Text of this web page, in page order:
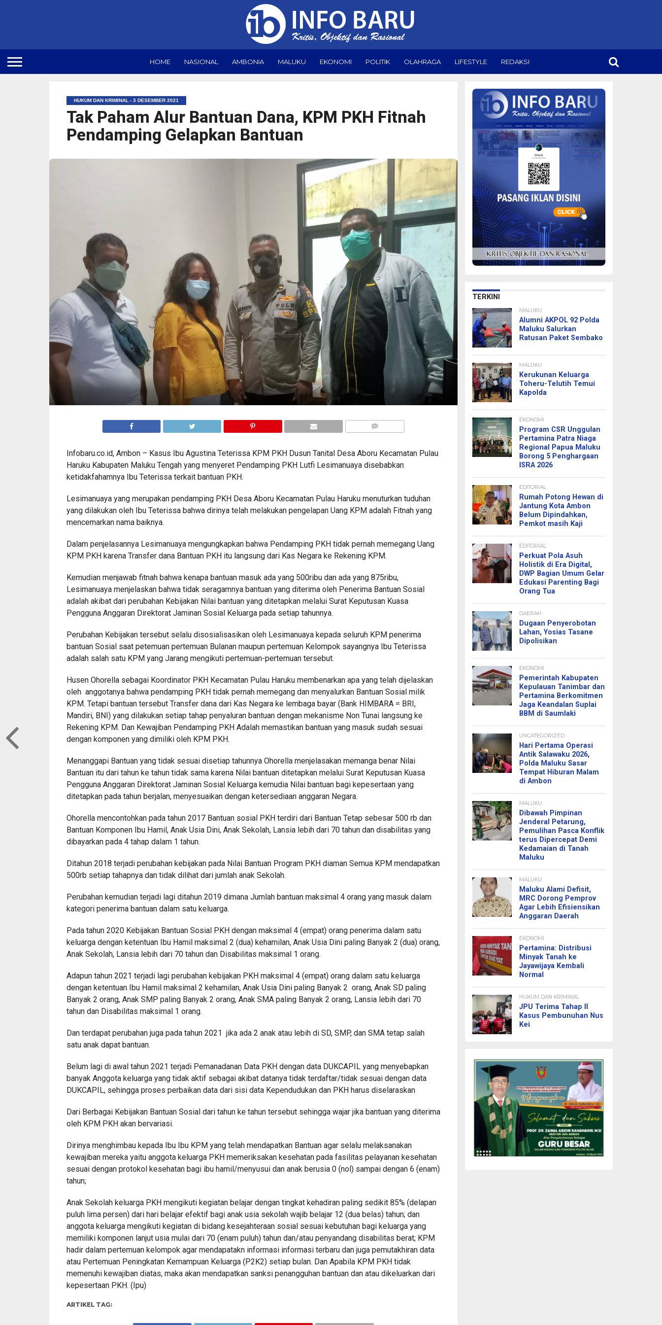
HOME NASIONAL AMBONIA MALUKU EKONOMI POLITIK OLAHRAGA LIFESTYLE REDAKSI
HUKUM DAN KRIMINAL - 3 DESEMBER 2021
Tak Paham Alur Bantuan Dana, KPM PKH Fitnah
Pendamping Gelapkan Bantuan
Infobaru.co.id, Ambon – Kasus Ibu Agustina Teterissa KPM PKH Dusun Tanital Desa Aboru Kecamatan Pulau
Haruku Kabupaten Maluku Tengah yang menyeret Pendamping PKH Lutfi Lesimanuaya disebabkan
ketidakfahamnya Ibu Teterissa terkait bantuan PKH.
Lesimanuaya yang merupakan pendamping PKH Desa Aboru Kecamatan Pulau Haruku menuturkan tuduhan
yang dilakukan oleh Ibu Teterissa bahwa dirinya telah melakukan pengelapan Uang KPM adalah Fitnah yang
mencemarkan nama baiknya.
Dalam penjelasannya Lesimanuaya mengungkapkan bahwa Pendamping PKH tidak pernah memegang Uang
KPM PKH karena Transfer dana Bantuan PKH itu langsung dari Kas Negara ke Rekening KPM.
Kemudian menjawab fitnah bahwa kenapa bantuan masuk ada yang 500ribu dan ada yang 875ribu,
Lesimanuaya menjelaskan bahwa tidak seragamnya bantuan yang diterima oleh Penerima Bantuan Sosial
adalah akibat dari perubahan Kebijakan Nilai bantuan yang ditetapkan melalui Surat Keputusan Kuasa
Pengguna Anggaran Direktorat Jaminan Sosial Keluarga pada setiap tahunnya.
Perubahan Kebijakan tersebut selalu disosialisasikan oleh Lesimanuaya kepada seluruh KPM penerima
bantuan Sosial saat petemuan pertemuan Bulanan maupun pertemuan Kelompok sayangnya Ibu Teterissa
adalah salah satu KPM yang Jarang mengikuti pertemuan-pertemuan tersebut.
Husen Ohorella sebagai Koordinator PKH Kecamatan Pulau Haruku membenarkan apa yang telah dijelaskan
oleh anggotanya bahwa pendamping PKH tidak pernah memegang dan menyalurkan Bantuan Sosial milik
KPM. Tetapi bantuan tersebut Transfer dana dari Kas Negara ke lembaga bayar (Bank HIMBARA = BRI,
Mandiri, BNI) yang dilakukan setiap tahap penyaluran bantuan dengan mekanisme Non Tunai langsung ke
Rekening KPM. Dan Kewajiban Pendamping PKH Adalah memastikan bantuan yang masuk sudah sesuai
dengan komponen yang dimiliki oleh KPM PKH.
Menanggapi Bantuan yang tidak sesuai disetiap tahunnya Ohorella menjelasakan memanga benar Nilai
Bantuan itu dari tahun ke tahun tidak sama karena Nilai bantuan ditetapkan melalui Surat Keputusan Kuasa
Pengguna Anggaran Direktorat Jaminan Sosial Keluarga kemudia Nilai bantuan bagi kepesertaan yang
ditetapkan pada tahun berjalan, menyesuaikan dengan ketersediaan anggaran Negara.
Ohorella mencontohkan pada tahun 2017 Bantuan sosial PKH terdiri dari Bantuan Tetap sebesar 500 rb dan
Bantuan Komponen Ibu Hamil, Anak Usia Dini, Anak Sekolah, Lansia lebih dari 70 tahun dan disabilitas yang
dibayarkan pada 4 tahap dalam 1 tahun.
Ditahun 2018 terjadi perubahan kebijakan pada Nilai Bantuan Program PKH diaman Semua KPM mendapatkan
500rb setiap tahapnya dan tidak dilihat dari jumlah anak Sekolah.
Perubahan kemudian terjadi lagi ditahun 2019 dimana Jumlah bantuan maksimal 4 orang yang masuk dalam
kategori penerima bantuan dalam satu keluarga.
Pada tahun 2020 Kebijakan Bantuan Sosial PKH dengan maksimal 4 (empat) orang penerima dalam satu
keluarga dengan ketentuan Ibu Hamil maksimal 2 (dua) kehamilan, Anak Usia Dini paling Banyak 2 (dua) orang,
Anak Sekolah, Lansia lebih dari 70 tahun dan Disabilitas maksimal 1 orang.
Adapun tahun 2021 terjadi lagi perubahan kebijakan PKH maksimal 4 (empat) orang dalam satu keluarga
dengan ketentuan Ibu Hamil maksimal 2 kehamilan, Anak Usia Dini paling Banyak 2 orang, Anak SD paling
Banyak 2 orang, Anak SMP paling Banyak 2 orang, Anak SMA paling Banyak 2 orang, Lansia lebih dari 70
tahun dan Disabilitas maksimal 1 orang.
Dan terdapat perubahan juga pada tahun 2021 jika ada 2 anak atau lebih di SD, SMP, dan SMA tetap salah
satu anak dapat bantuan.
Belum lagi di awal tahun 2021 terjadi Pemanadanan Data PKH dengan data DUKCAPIL yang menyebapkan
banyak Anggota keluarga yang tidak aktif sebagai akibat datanya tidak terdaftar/tidak sesuai dengan data
DUKCAPIL, sehingga proses perbaikan data dari sisi data Kependudukan dan PKH harus diselaraskan
Dari Berbagai Kebijakan Bantuan Sosial dari tahun ke tahun tersebut sehingga wajar jika bantuan yang diterima
oleh KPM PKH akan bervariasi.
Dirinya menghimbau kepada Ibu Ibu KPM yang telah mendapatkan Bantuan agar selalu melaksanakan
kewajiban mereka yaitu anggota keluarga PKH memeriksakan kesehatan pada fasilitas pelayanan kesehatan
sesuai dengan protokol kesehatan bagi ibu hamil/menyusui dan anak berusia 0 (nol) sampai dengan 6 (enam)
tahun;
Anak Sekolah keluarga PKH mengikuti kegiatan belajar dengan tingkat kehadiran paling sedikit 85% (delapan
puluh lima persen) dari hari belajar efektif bagi anak usia sekolah wajib belajar 12 (dua belas) tahun; dan
anggota keluarga mengikuti kegiatan di bidang kesejahteraan sosial sesuai kebutuhan bagi keluarga yang
memiliki komponen lanjut usia mulai dari 70 (enam puluh) tahun dan/atau penyandang disabilitas berat; KPM
hadir dalam pertemuan kelompok agar mendapatakn informasi informasi terbaru dan juga pemutakhiran data
atau Pertemuan Peningkatan Kemampuan Keluarga (P2K2) setiap bulan. Dan Apabila KPM PKH tidak
memenuhi kewajiban diatas, maka akan mendapatkan sanksi penangguhan bantuan dan atau dikeluarkan dari
kepesertaan PKH. (Ipu)
ARTIKEL TAG:
TERKINI
MALUKU
Alumni AKPOL 92 Polda
Maluku Salurkan
Ratusan Paket Sembako
MALUKU
Kerukunan Keluarga
Toheru-Telutih Temui
Kapolda
EKONOMI
Program CSR Unggulan
Pertamina Patra Niaga
Regional Papua Maluku
Borong 5 Penghargaan
ISRA 2026
EDITORIAL
Rumah Potong Hewan di
Jantung Kota Ambon
Belum Dipindahkan,
Pemkot masih Kaji
EDITORIAL
Perkuat Pola Asuh
Holistik di Era Digital,
DWP Bagian Umum Gelar
Edukasi Parenting Bagi
Orang Tua
DAERAH
Dugaan Penyerobotan
Lahan, Yosias Tasane
Dipolisikan
EKONOMI
Pemerintah Kabupaten
Kepulauan Tanimbar dan
Pertamina Berkomitmen
Jaga Keandalan Suplai
BBM di Saumlaki
UNCATEGORIZED
Hari Pertama Operasi
Antik Salawaku 2026,
Polda Maluku Sasar
Tempat Hiburan Malam
di Ambon
MALUKU
Dibawah Pimpinan
Jenderal Petarung,
Pemulihan Pasca Konflik
terus Dipercepat Demi
Kedamaian di Tanah
Maluku
MALUKU
Maluku Alami Defisit,
MRC Dorong Pemprov
Agar Lebih Efisiensikan
Anggaran Daerah
EKONOMI
Pertamina: Distribusi
Minyak Tanah ke
Jayawijaya Kembali
Normal
HUKUM DAN KRIMINAL
JPU Terima Tahap II
Kasus Pembunuhan Nus
Kei